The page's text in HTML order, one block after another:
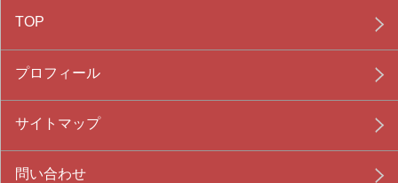
TOP
プロフィール
サイトマップ
問い合わせ